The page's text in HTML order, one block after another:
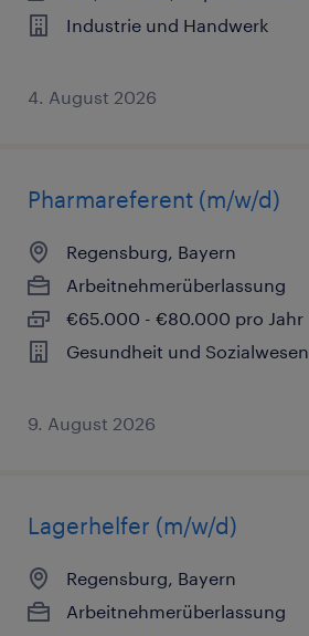
Industrie und Handwerk
4. August 2026
Pharmareferent (m/w/d)
Regensburg, Bayern
Arbeitnehmerüberlassung
€65.000 - €80.000 pro Jahr
Gesundheit und Sozialwesen
9. August 2026
Lagerhelfer (m/w/d)
Regensburg, Bayern
Arbeitnehmerüberlassung